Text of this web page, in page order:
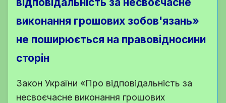
виконання грошових зобов'язань»
не поширюється на правовідносини
сторін
Закон України «Про відповідальність за
несвоєчасне виконання грошових